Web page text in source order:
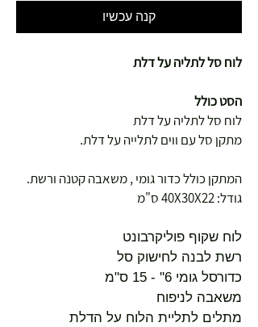
קנה עכשיו
לוח סל לתליה על דלת
הסט כולל
לוח סל לתליה על דלת
מתקן סל עם ווים לתלייה על דלת.
המתקן כולל כדור גומי , משאבה קטנה ורשת.
גודל: 40X30X22 ס"מ
לוח שקוף פוליקרבונט
רשת לבנה לחישוק סל
כדורסל גומי 6'' - 15 ס"מ
משאבה לניפוח
מתלים לתליית הלוח על הדלת